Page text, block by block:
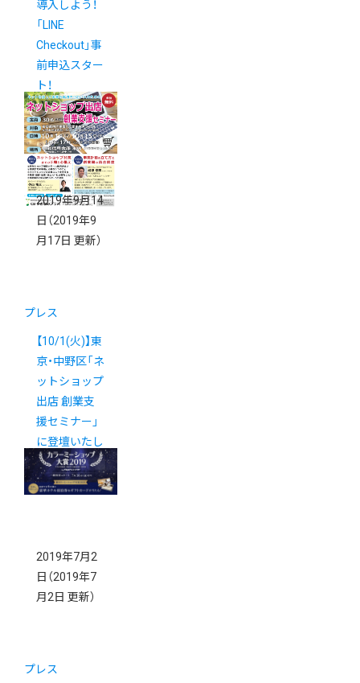
導入しよう！
「LINE
Checkout」事
前申込スター
ト！
2019年9月14
日 （2019年9
月17日 更新）
プレス
【10/1(火)】東
京・中野区「ネ
ットショップ
出店 創業支
援セミナー」
に登壇いたし
ます
2019年7月2
日 （2019年7
月2日 更新）
プレス